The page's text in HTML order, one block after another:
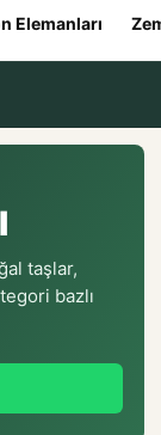
Elemanları
taşlar,
bazlı